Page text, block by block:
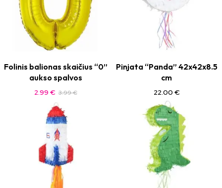
Folinis balionas skaičius “0”
aukso spalvos
2.99 € 3.99€
Pinjata “Panda” 42x42x8.5
cm
22.00 €